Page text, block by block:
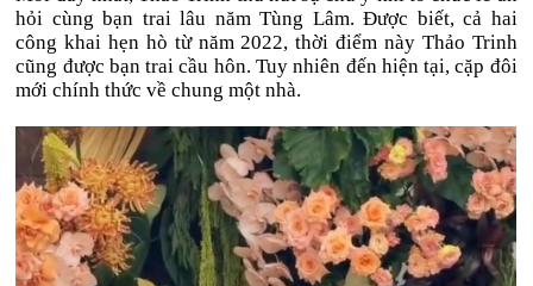
hỏi cùng bạn trai lâu năm Tùng Lâm. Được biết, cả hai
công khai hẹn hò từ năm 2022, thời điểm này Thảo Trinh
cũng được bạn trai cầu hôn. Tuy nhiên đến hiện tại, cặp đôi
mới chính thức về chung một nhà.